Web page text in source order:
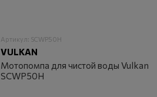
Артикул: SCWP50H
VULKAN
Мотопомпа для чистой воды Vulkan
SCWP50H